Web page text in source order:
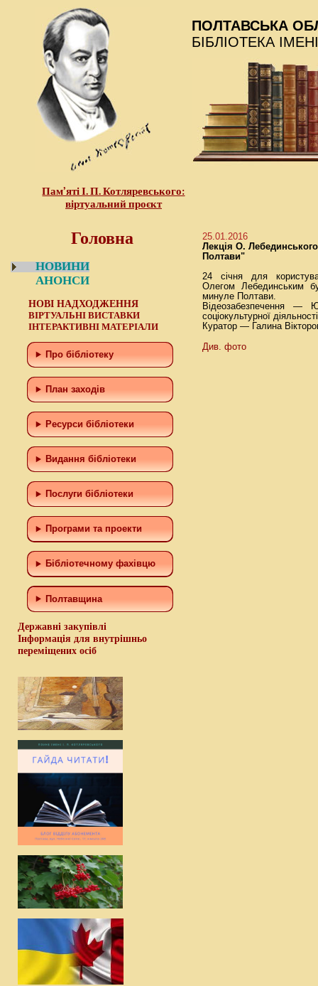
Пам’яті І. П. Котляревського:
віртуальний проєкт
ПОЛТАВСЬКА
БІБЛІОТЕКА
Головна
НОВИНИ
АНОНСИ
НОВІ НАДХОДЖЕННЯ
ВІРТУАЛЬНІ ВИСТАВКИ
ІНТЕРАКТИВНІ МАТЕРІАЛИ
Про бібліотеку
План заходів
Ресурси бібліотеки
Видання бібліотеки
Послуги бібліотеки
Програми та проекти
Бiблiотечному фахiвцю
Полтавщина
Державні закупівлі
Інформація для внутрішньо
переміщених осіб
25.01.2016
Лекція О.
Полтави"
24 січня для
Олегом Лебединським
минуле Полтави.
Відеозабезпечення —
соціокультурної
Куратор — Галина
Див. фото